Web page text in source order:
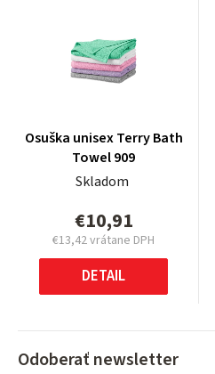
Osuška unisex Terry Bath
Towel 909
Skladom
€10,91
€13,42vrátane DPH
Jednotková
cena:
DETAIL
Odoberať newsletter